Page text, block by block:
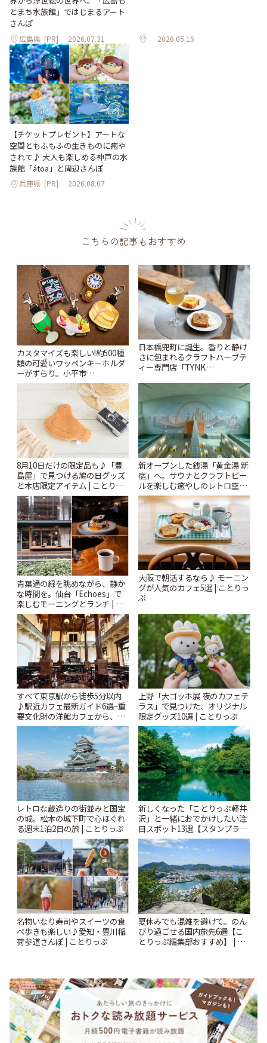
とまち水族館」ではじまるアート
さんぽ
広島県 [PR] 2026.07.31 2026.05.15
【チケットプレゼント】アートな
空間ともふもふの生きものに癒や
されて♪ 大人も楽しめる神戸の水
族館「átoa」と周辺さんぽ
兵庫県 [PR] 2026.08.07
こちらの記事もおすすめ
カスタマイズも楽しい!約500種
類の可愛いワッペンキーホルダ
ーがずらり。小平市
「Kimamaya T&K」 | ことりっ
日本橋兜町に誕生。香りと静け
さに包まれるクラフトハーブテ
ィー専門店「TYNK
8月10日だけの限定品も♪「豊
島屋」で見つける鳩の日グッズ
と本店限定アイテム | ことりっ
ぷ
新オープンした銭湯「黄金湯 新
宿」へ。サウナとクラフトビー
ルを楽しむ癒やしのレトロ空間
| ことりっぷ
青葉通の緑を眺めながら、静か
な時間を。仙台「Echoes」で
楽しむモーニングとランチ | こ
とりっぷ
大阪で朝活するなら♪ モーニン
グが人気のカフェ5選 | ことりっ
ぷ
すべて東京駅から徒歩5分以内
♪駅近カフェ最新ガイド6選~重
要文化財の洋館カフェから、改
札すぐのレトロ喫茶まで~ | こと
上野「大ゴッホ展 夜のカフェテ
ラス」で見つけた、オリジナル
限定グッズ10選 | ことりっぷ
レトロな蔵造りの街並みと国宝
の城。松本の城下町で心ほぐれ
る週末1泊2日の旅 | ことりっぷ
新しくなった「ことりっぷ軽井
沢」と一緒におでかけしたい注
目スポット13選【スタンプラリ
ー開催中】 | ことりっぷ
名物いなり寿司やスイーツの食
べ歩きも楽しい♪愛知・豊川稲
荷参道さんぽ | ことりっぷ
夏休みでも混雑を避けて。のん
びり過ごせる国内旅先6選【こ
とりっぷ編集部おすすめ】 | こ